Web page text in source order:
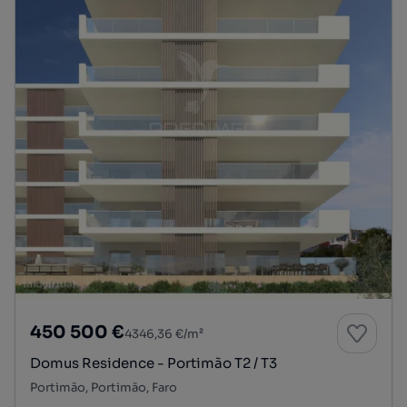
450 500 €4346,36 €/m²
Domus Residence - Portimão T2 / T3
Portimão, Portimão, Faro